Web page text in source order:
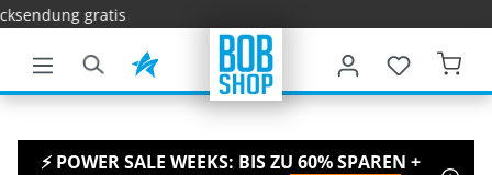
springen
⚡ POWER SALE WEEKS: BIS ZU 60% SPAREN +